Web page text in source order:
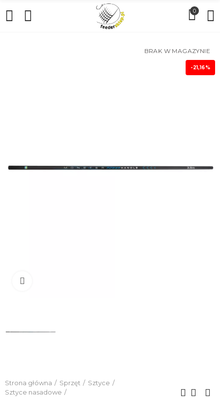
0
BRAK W MAGAZYNIE
-21,16%
Strona główna Sprzęt
Sztyce
Sztyce nasadowe